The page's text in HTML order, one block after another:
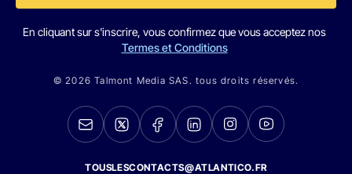
En cliquant sur s'inscrire, vous confirmez que vous acceptez nos
Termes et Conditions
© 2026 Talmont Media SAS. tous droits réservés.
TOUSLESCONTACTS@ATLANTICO.FR